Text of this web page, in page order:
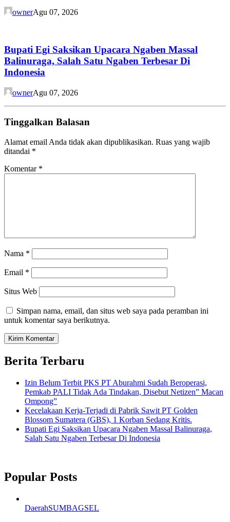
ownerAgu 07, 2026
Bupati Egi Saksikan Upacara Ngaben Massal
Balinuraga, Salah Satu Ngaben Terbesar Di
Indonesia
ownerAgu 07, 2026
Tinggalkan Balasan
Alamat email Anda tidak akan dipublikasikan. Ruas yang wajib
ditandai *
Komentar *
Nama *
Email *
Situs Web
Simpan nama, email, dan situs web saya pada peramban ini
untuk komentar saya berikutnya.
Berita Terbaru
Izin Belum Terbit PKS PT Aburahmi Sudah Beroperasi,
Pemkab PALI Tidak Ada Tindakan, Disebut Netizen” Macan
Ompong”
Kecelakaan Kerja-Terjadi di Pabrik Sawit PT Golden
Blossom Sumatera (GBS), 1 Korban Sedang Kritis.
Bupati Egi Saksikan Upacara Ngaben Massal Balinuraga,
Salah Satu Ngaben Terbesar Di Indonesia
Popular Posts
DaerahSUMBAGSEL